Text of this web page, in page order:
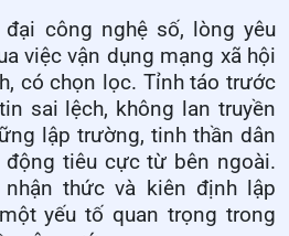
công nghệ số, lòng yêu
việc vận dụng mạng xã hội
có chọn lọc. Tỉnh táo trước
sai lệch, không lan truyền
lập trường, tinh thần dân
tiêu cực từ bên ngoài.
thức và kiên định lập
yếu tố quan trọng trong